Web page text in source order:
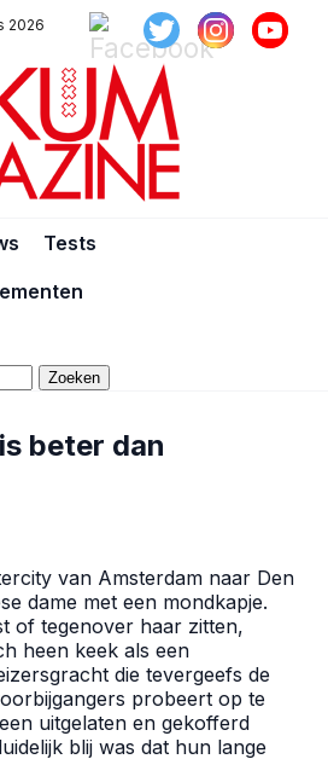
2026
Tests
Zoeken
beter dan
van Amsterdam naar Den
dame met een mondkapje.
of tegenover haar zitten,
heen keek als een
die tevergeefs de
probeert op te
uitgelaten en gekofferd
blij was dat hun lange